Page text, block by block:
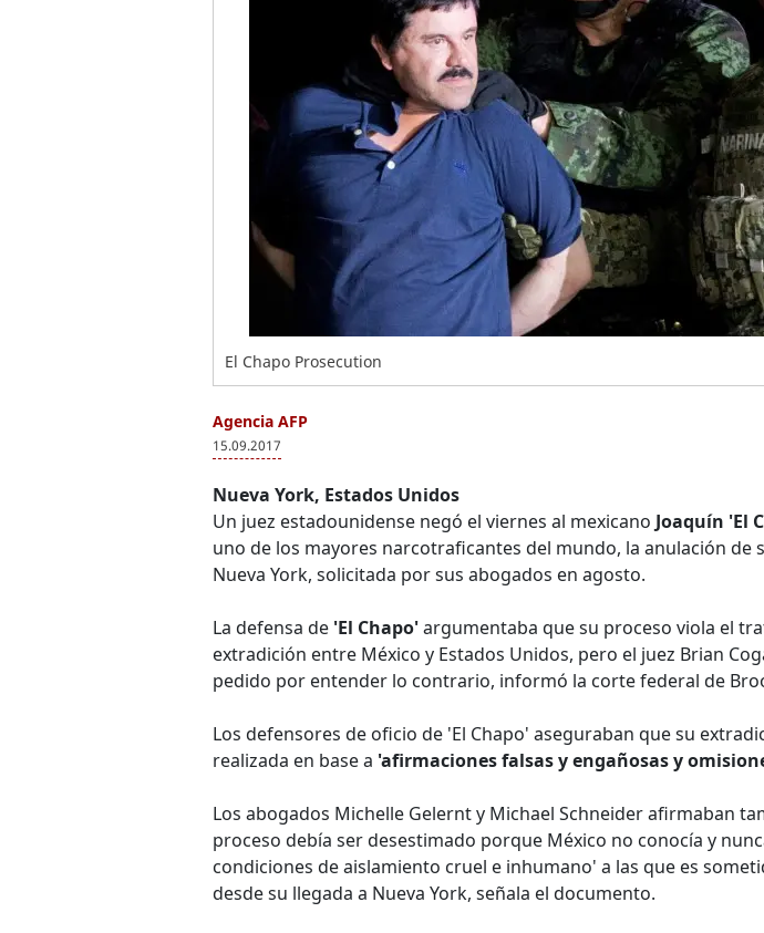
El Chapo Prosecution
Agencia AFP
15.09.2017
Nueva York, Estados Unidos
Un juez estadounidense negó el viernes al mexicano Joaquín 'El
uno de los mayores narcotraficantes del mundo, la anulación de
Nueva York, solicitada por sus abogados en agosto.
La defensa de 'El Chapo'argumentaba que su proceso viola el
extradición entre México y Estados Unidos, pero el juez Brian
pedido por entender lo contrario, informó la corte federal de
Los defensores de oficio de 'El Chapo' aseguraban que su
realizada en base a 'afirmaciones falsas y engañosas y
Los abogados Michelle Gelernt y Michael Schneider afirmaban
proceso debía ser desestimado porque México no conocía y
condiciones de aislamiento cruel e inhumano' a las que es
desde su llegada a Nueva York, señala el documento.